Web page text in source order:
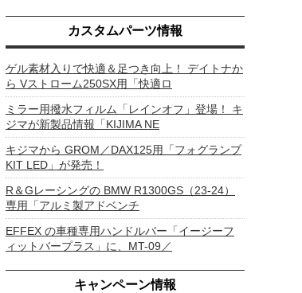
カスタムパーツ情報
ゲル素材入りで快適＆足つき向上！ デイトナか
ら Vストローム250SX用「快適ロ
ミラー用撥水フィルム「レインオフ」登場！ キ
ジマが新製品情報「KIJIMA NE
キジマから GROM／DAX125用「フォグランプ
KIT LED」が発売！
R＆Gレーシングの BMW R1300GS（23-24）
専用「アルミ製アドベンチ
EFFEX の車種専用ハンドルバー「イージーフ
ィットバープラス」に、MT-09／
キャンペーン情報